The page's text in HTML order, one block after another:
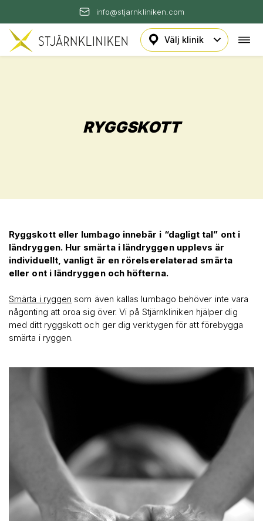
info@stjarnkliniken.com
Hoppa
RYGGSKOTT
Ryggskott eller lumbago innebär i “dagligt tal” ont i
ländryggen. Hur smärta i ländryggen upplevs är
individuellt, vanligt är en rörelserelaterad smärta
eller ont i ländryggen och höfterna.
Smärta i ryggen som även kallas lumbago behöver inte vara
någonting att oroa sig över. Vi på Stjärnkliniken hjälper dig
med ditt ryggskott och ger dig verktygen för att förebygga
smärta i ryggen.